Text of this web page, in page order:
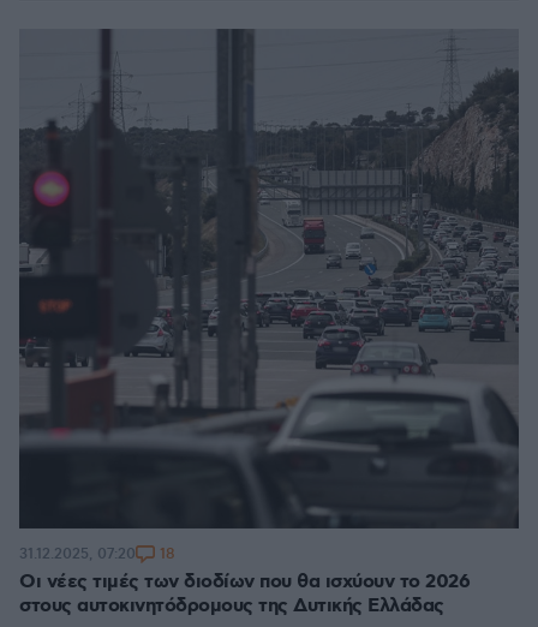
Οι νέες τιμές των διοδίων που θα ισχύουν το 2026
στους αυτοκινητόδρομους της Δυτικής Ελλάδας
31.12.2025, 07:20 18